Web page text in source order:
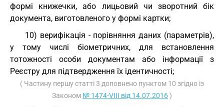
формі книжечки, або лицьовий чи зворотний бік
документа, виготовленого у формі картки;
10) верифікація - порівняння даних (параметрів),
у тому числі біометричних, для встановлення
тотожності особи документам або інформації з
Реєстру для підтвердження їх ідентичності;
( Частину першу статті 3 доповнено пунктом 10 згідно із
Законом № 1474-VIII від 14.07.2016)